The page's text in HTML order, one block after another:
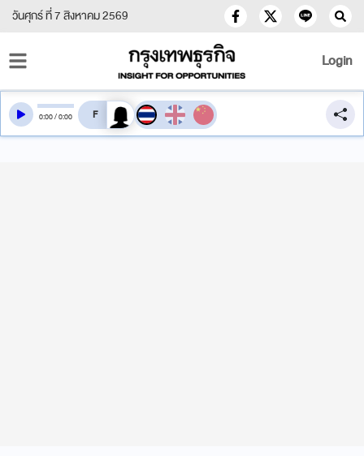
วันศุกร์ ที่ 7 สิงหาคม 2569
Login
0:00/0:00 สลับเสียงอ่าน